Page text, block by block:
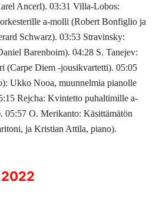
Ancerl). 03:31 Villa-Lobos:
a-molli (Robert Bonfiglio ja
Schwarz). 03:53 Stravinsky:
Barenboim). 04:28 S. Tanejev:
(Carpe Diem -jousikvartetti). 05:05
Ukko Nooa, muunnelmia pianolle
Rejcha: Kvintetto puhaltimille a-
O. Merikanto: Käsittämätön
ja Kristian Attila, piano).